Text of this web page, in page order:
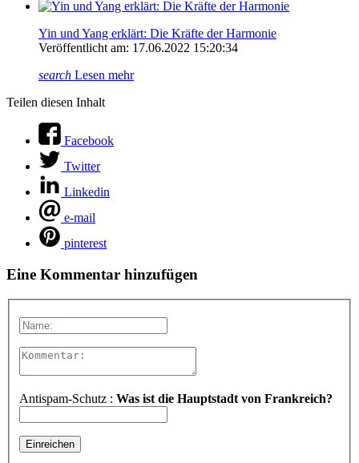
Yin und Yang erklärt: Die Kräfte der Harmonie
Veröffentlicht am: 17.06.2022 15:20:34
search Lesen mehr
Teilen diesen Inhalt
Facebook
Twitter
Linkedin
e-mail
pinterest
Eine Kommentar hinzufügen
Antispam-Schutz : Was ist die Hauptstadt von Frankreich?